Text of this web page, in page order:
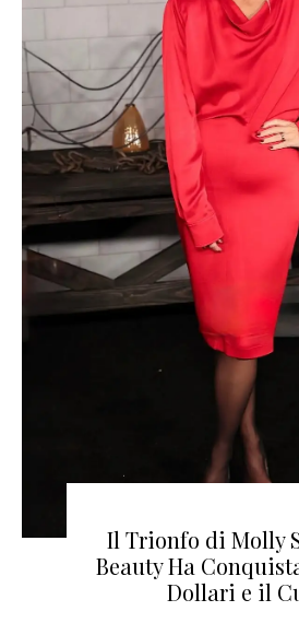
Il Trionfo di Molly
Beauty Ha
Dollari e il